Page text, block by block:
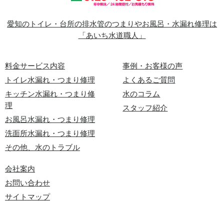
愛知のトイレ・台所の排水管のつまりやお風呂・水漏れ修理は
「あいち水道職人」
料金サービス内容
トイレ水漏れ・つまり修理
キッチン水漏れ・つまり修
理
お風呂水漏れ・つまり修理
洗面所水漏れ・つまり修理
その他、水のトラブル
事例・お客様の声
よくあるご質問
水のコラム
スタッフ紹介
会社案内
お問い合わせ
サイトマップ